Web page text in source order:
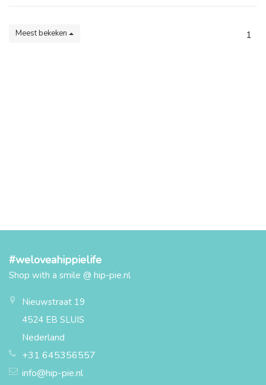
Meest bekeken 1
#weloveahippielife
Shop with a smile @ hip-pie.nl
Nieuwstraat 19
4524 EB SLUIS
Nederland
+31 645356557
info@hip-pie.nl